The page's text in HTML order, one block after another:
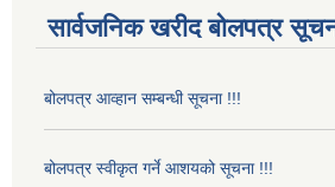
सार्वजनिक खरीद बोलपत्र
बोलपत्र आव्हान सम्बन्धी सूचना !!!
बोलपत्र स्वीकृत गर्ने आशयको सूचना !!!